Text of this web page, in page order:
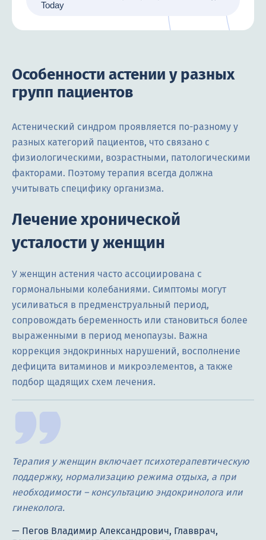
Today
Особенности астении у разных
групп пациентов
Астенический синдром проявляется по-разному у
разных категорий пациентов, что связано с
физиологическими, возрастными, патологическими
факторами. Поэтому терапия всегда должна
учитывать специфику организма.
Лечение хронической
усталости у женщин
У женщин астения часто ассоциирована с
гормональными колебаниями. Симптомы могут
усиливаться в предменструальный период,
сопровождать беременность или становиться более
выраженными в период менопаузы. Важна
коррекция эндокринных нарушений, восполнение
дефицита витаминов и микроэлементов, а также
подбор щадящих схем лечения.
Терапия у женщин включает психотерапевтическую
поддержку, нормализацию режима отдыха, а при
необходимости – консультацию эндокринолога или
гинеколога.